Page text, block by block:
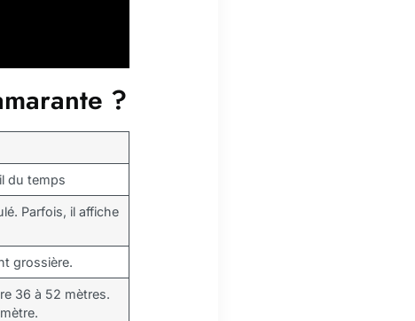
?
du temps
Parfois, il affiche
grossière.
36 à 52 mètres.